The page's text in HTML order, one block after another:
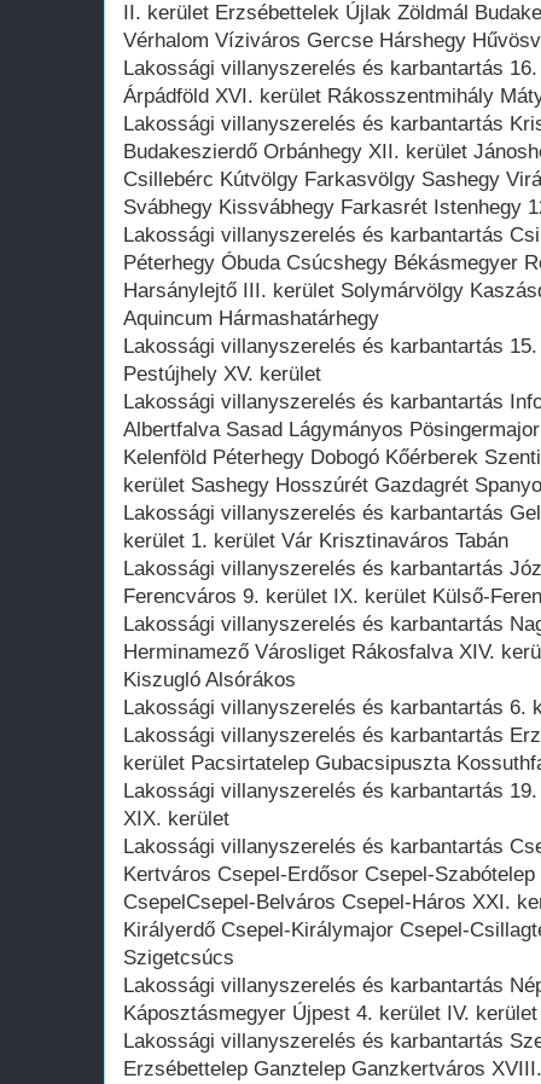
II. kerület Erzsébettelek Újlak Zöldmál
Vérhalom Víziváros Gercse Hárshegy
Lakossági villanyszerelés és karbantartás
Árpádföld XVI. kerület Rákosszentmihály
Lakossági villanyszerelés és karbantartás
Budakeszierdő Orbánhegy XII. kerület
Csillebérc Kútvölgy Farkasvölgy Sashegy
Svábhegy Kissvábhegy Farkasrét Istenhegy
Lakossági villanyszerelés és karbantartás
Péterhegy Óbuda Csúcshegy Békásmegyer
Harsánylejtő III. kerület Solymárvölgy
Aquincum Hármashatárhegy
Lakossági villanyszerelés és karbantartás
Pestújhely XV. kerület
Lakossági villanyszerelés és karbantartás
Albertfalva Sasad Lágymányos
Kelenföld Péterhegy Dobogó Kőérberek
kerület Sashegy Hosszúrét Gazdagrét
Lakossági villanyszerelés és karbantartás
kerület 1. kerület Vár Krisztinaváros Tabán
Lakossági villanyszerelés és karbantartás
Ferencváros 9. kerület IX. kerület Külső-
Lakossági villanyszerelés és karbantartás
Herminamező Városliget Rákosfalva XIV.
Kiszugló Alsórákos
Lakossági villanyszerelés és karbantartás 6.
Lakossági villanyszerelés és karbantartás
kerület Pacsirtatelep Gubacsipuszta
Lakossági villanyszerelés és karbantartás
XIX. kerület
Lakossági villanyszerelés és karbantartás
Kertváros Csepel-Erdősor Csepel-
CsepelCsepel-Belváros Csepel-Háros XXI.
Királyerdő Csepel-Királymajor Csepel-
Szigetcsúcs
Lakossági villanyszerelés és karbantartás
Káposztásmegyer Újpest 4. kerület IV.
Lakossági villanyszerelés és karbantartás
Erzsébettelep Ganztelep Ganzkertváros